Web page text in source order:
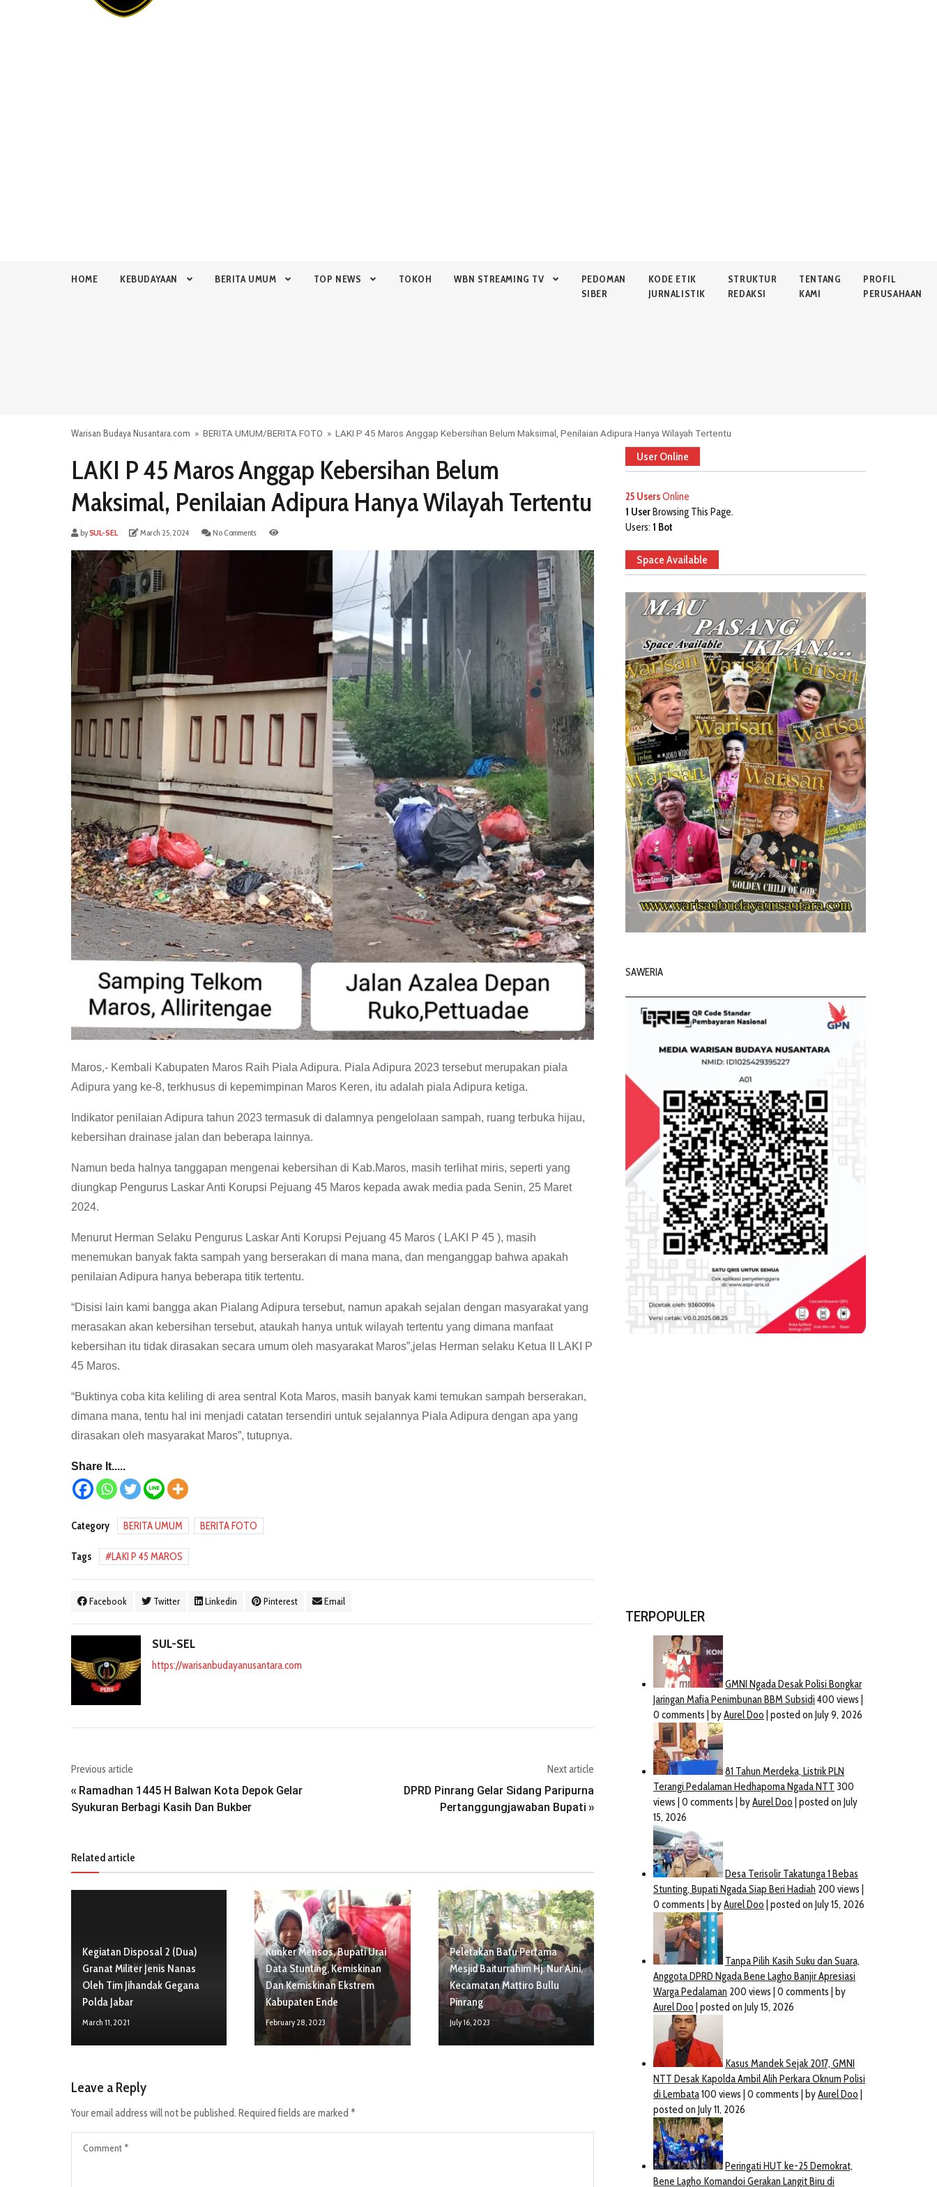
HOME KEBUDAYAAN BERITA UMUM TOP NEWS TOKOH WBN STREAMING TV
PEDOMAN
SIBER
KODE ETIK
JURNALISTIK
STRUKTUR
REDAKSI
TENTANG
KAMI
PROFIL
PERUSAHAAN
Warisan Budaya Nusantara.com » BERITA UMUM/BERITA FOTO » LAKI P 45 Maros Anggap Kebersihan Belum Maksimal, Penilaian Adipura Hanya Wilayah Tertentu
LAKI P 45 Maros Anggap Kebersihan Belum
Maksimal, Penilaian Adipura Hanya Wilayah Tertentu
bySUL-SEL March 25, 2024 No Comments
Maros,- Kembali Kabupaten Maros Raih Piala Adipura. Piala Adipura 2023 tersebut merupakan piala
Adipura yang ke-8, terkhusus di kepemimpinan Maros Keren, itu adalah piala Adipura ketiga.
Indikator penilaian Adipura tahun 2023 termasuk di dalamnya pengelolaan sampah, ruang terbuka hijau,
kebersihan drainase jalan dan beberapa lainnya.
Namun beda halnya tanggapan mengenai kebersihan di Kab.Maros, masih terlihat miris, seperti yang
diungkap Pengurus Laskar Anti Korupsi Pejuang 45 Maros kepada awak media pada Senin, 25 Maret
2024.
Menurut Herman Selaku Pengurus Laskar Anti Korupsi Pejuang 45 Maros ( LAKI P 45 ), masih
menemukan banyak fakta sampah yang berserakan di mana mana, dan menganggap bahwa apakah
penilaian Adipura hanya beberapa titik tertentu.
“Disisi lain kami bangga akan Pialang Adipura tersebut, namun apakah sejalan dengan masyarakat yang
merasakan akan kebersihan tersebut, ataukah hanya untuk wilayah tertentu yang dimana manfaat
kebersihan itu tidak dirasakan secara umum oleh masyarakat Maros”,jelas Herman selaku Ketua II LAKI P
45 Maros.
“Buktinya coba kita keliling di area sentral Kota Maros, masih banyak kami temukan sampah berserakan,
dimana mana, tentu hal ini menjadi catatan tersendiri untuk sejalannya Piala Adipura dengan apa yang
dirasakan oleh masyarakat Maros”, tutupnya.
Share It.....
Category BERITA UMUM BERITA FOTO
Tags LAKI P 45 MAROS
Facebook Twitter Linkedin Pinterest Email
SUL-SEL
https://warisanbudayanusantara.com
Previous article
« Ramadhan 1445 H Balwan Kota Depok Gelar
Syukuran Berbagi Kasih Dan Bukber
Next article
DPRD Pinrang Gelar Sidang Paripurna
Pertanggungjawaban Bupati »
Related article
No Image
Kegiatan Disposal 2 (Dua)
Granat Militer Jenis Nanas
Oleh Tim Jihandak Gegana
Polda Jabar
March 11, 2021
Kunker Mensos, Bupati Urai
Data Stunting, Kemiskinan
Dan Kemiskinan Ekstrem
Kabupaten Ende
February 28, 2023
Peletakan Batu Pertama
Mesjid Baiturrahim Hj. Nur Aini,
Kecamatan Mattiro Bullu
Pinrang
July 16, 2023
Kegiatan Talkshow APSI
Maros Dalam Peringati Hari
Pendidikan Gunakan
Anggaran Mandiri Dari Guru
yang tersertifikasi
May 10, 2024
Korban Serta DPP LBH SPK
Apresiasi Kapolres Serta
Reskrim Takalar
Leave a Reply
Your email address will not be published. Required fields are marked *
User Online
25 UsersOnline
1 UserBrowsing This Page.
Users: 1 Bot
Space Available
SAWERIA
TERPOPULER